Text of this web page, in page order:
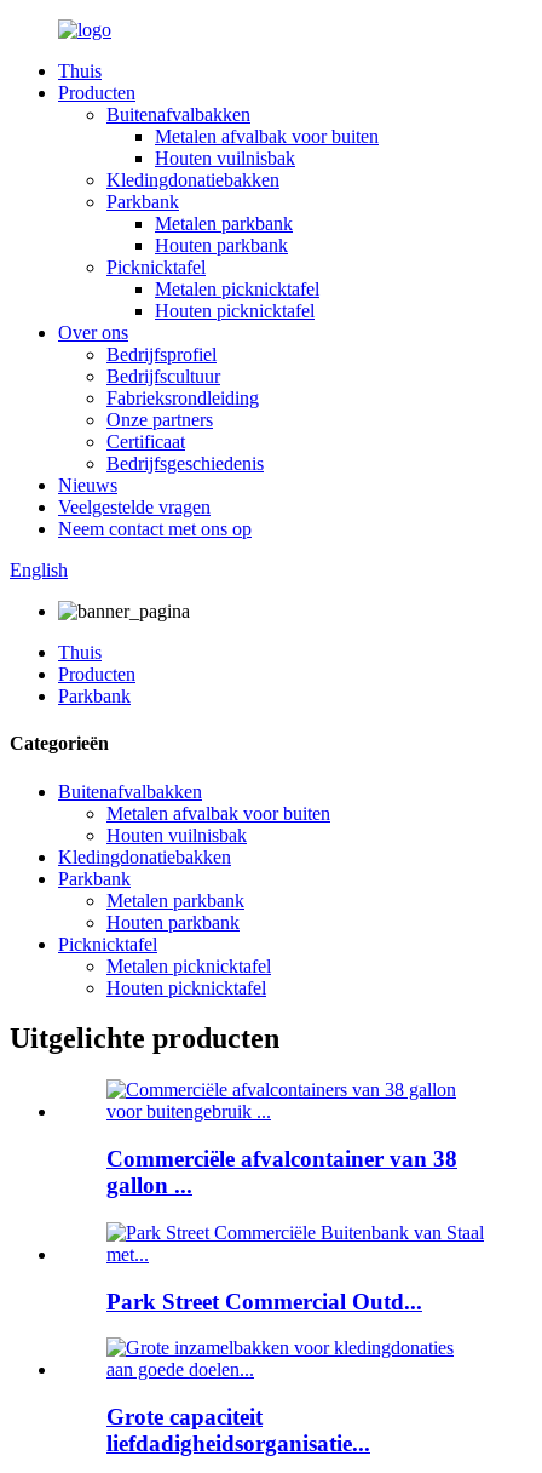
Thuis
Producten
Buitenafvalbakken
Metalen afvalbak voor buiten
Houten vuilnisbak
Kledingdonatiebakken
Parkbank
Metalen parkbank
Houten parkbank
Picknicktafel
Metalen picknicktafel
Houten picknicktafel
Over ons
Bedrijfsprofiel
Bedrijfscultuur
Fabrieksrondleiding
Onze partners
Certificaat
Bedrijfsgeschiedenis
Nieuws
Veelgestelde vragen
Neem contact met ons op
English
Thuis
Producten
Parkbank
Categorieën
Buitenafvalbakken
Metalen afvalbak voor buiten
Houten vuilnisbak
Kledingdonatiebakken
Parkbank
Metalen parkbank
Houten parkbank
Picknicktafel
Metalen picknicktafel
Houten picknicktafel
Uitgelichte producten
Commerciële afvalcontainer van 38
gallon ...
Park Street Commercial Outd...
Grote capaciteit
liefdadigheidsorganisatie...